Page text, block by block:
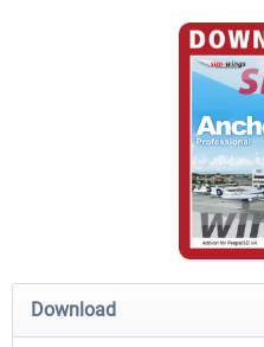
PILOT'S - FS Global Ultimate 2024
Download